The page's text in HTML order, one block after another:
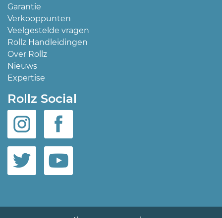
Garantie
Verkooppunten
Veelgestelde vragen
Rollz Handleidingen
Over Rollz
Nieuws
Expertise
Rollz Social